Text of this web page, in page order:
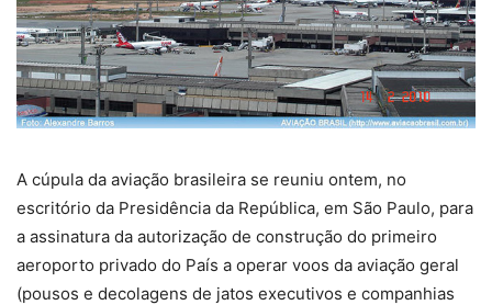
A cúpula da aviação brasileira se reuniu ontem, no
escritório da Presidência da República, em São Paulo, para
a assinatura da autorização de construção do primeiro
aeroporto privado do País a operar voos da aviação geral
(pousos e decolagens de jatos executivos e companhias